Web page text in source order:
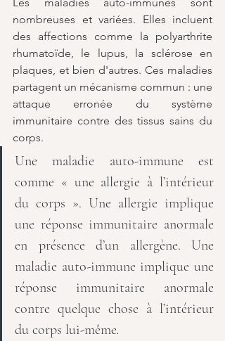
nombreuses et variées. Elles incluent
des affections comme la polyarthrite
rhumatoïde, le lupus, la sclérose en
plaques, et bien d'autres. Ces maladies
partagent un mécanisme commun : une
attaque erronée du système
immunitaire contre des tissus sains du
corps.
Une maladie auto-immune est
comme « une allergie à l’intérieur
du corps ». Une allergie implique
une réponse immunitaire anormale
en présence d’un allergène. Une
maladie auto-immune implique une
réponse immunitaire anormale
contre quelque chose à l’intérieur
du corps lui-même.